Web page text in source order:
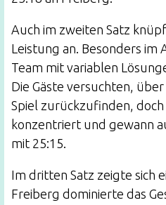
Auch im zweiten Satz
Leistung an. Besonders
Team mit variablen
Die Gäste versuchten,
Spiel zurückzufinden,
konzentriert und gewann
mit 25:15.
Im dritten Satz zeigte sich
Freiberg dominierte das